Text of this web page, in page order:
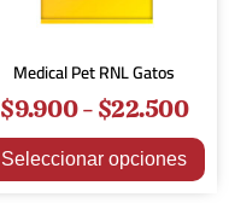
Medical Pet RNL Gatos
$9.900-$22.500
Seleccionar opciones